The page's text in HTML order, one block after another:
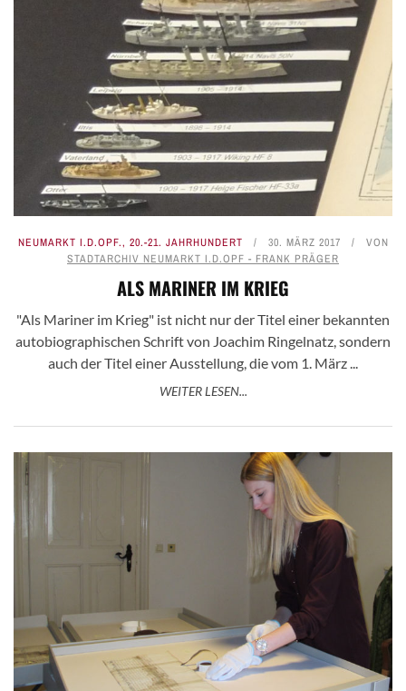
NEUMARKT I.D.OPF., 20.-21. JAHRHUNDERT 30. MÄRZ 2017
VON
STADTARCHIV NEUMARKT I.D.OPF - FRANK PRÄGER
ALS MARINER IM KRIEG
"Als Mariner im Krieg" ist nicht nur der Titel einer bekannten
autobiographischen Schrift von Joachim Ringelnatz, sondern
auch der Titel einer Ausstellung, die vom 1. März ...
WEITER LESEN...